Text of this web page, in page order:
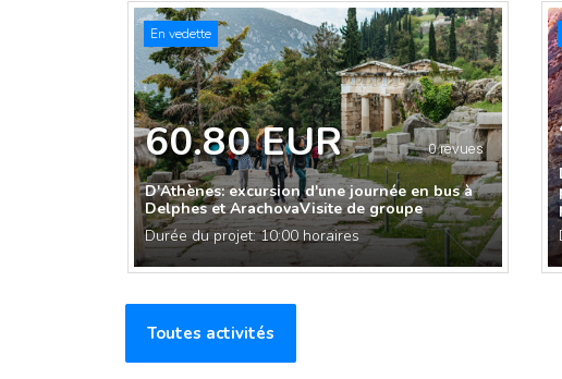
En vedette
60.80 EUR 0 revues
D'Athènes: excursion d'une journée en bus à
Delphes et ArachovaVisite de groupe
Durée du projet: 10:00 horaires
Toutes activités